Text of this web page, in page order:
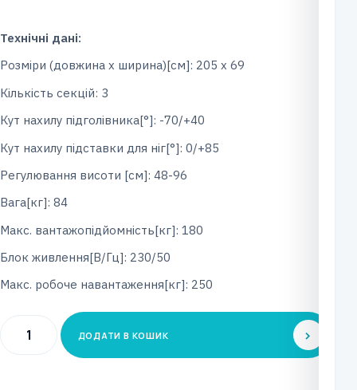
Технічні дані:
Розміри (довжина х ширина)[см]: 205 х 69
Кількість секцій: 3
Кут нахилу підголівника[°]: -70/+40
Кут нахилу підставки для ніг[°]: 0/+85
Регулювання висоти [см]: 48-96
Вага[кг]: 84
Макс. вантажопідйомність[кг]: 180
Блок живлення[В/Гц]: 230/50
Макс. робоче навантаження[кг]: 250
масажний
ДОДАТИ В КОШИК